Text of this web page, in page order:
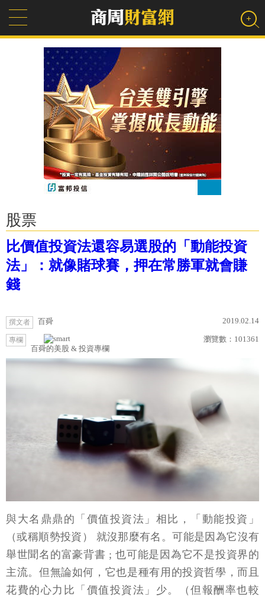
股票
比價值投資法還容易選股的「動能投資
法」：就像賭球賽，押在常勝軍就會賺
錢
撰文者 百舜 2019.02.14
專欄
百舜的美股 & 投資專欄
瀏覽數： 101361
與大名鼎鼎的「價值投資法」相比，「動能投資」
（或稱順勢投資） 就沒那麼有名。可能是因為它沒有
舉世聞名的富豪背書 ; 也可能是因為它不是投資界的
主流。但無論如何，它也是種有用的投資哲學，而且
花費的心力比「價值投資法」少。（但報酬率也較